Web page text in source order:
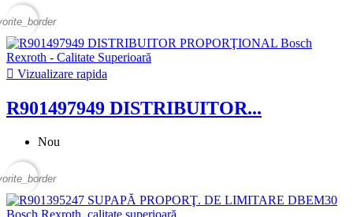
 Vizualizare rapida
R901497949 DISTRIBUITOR...
Nou